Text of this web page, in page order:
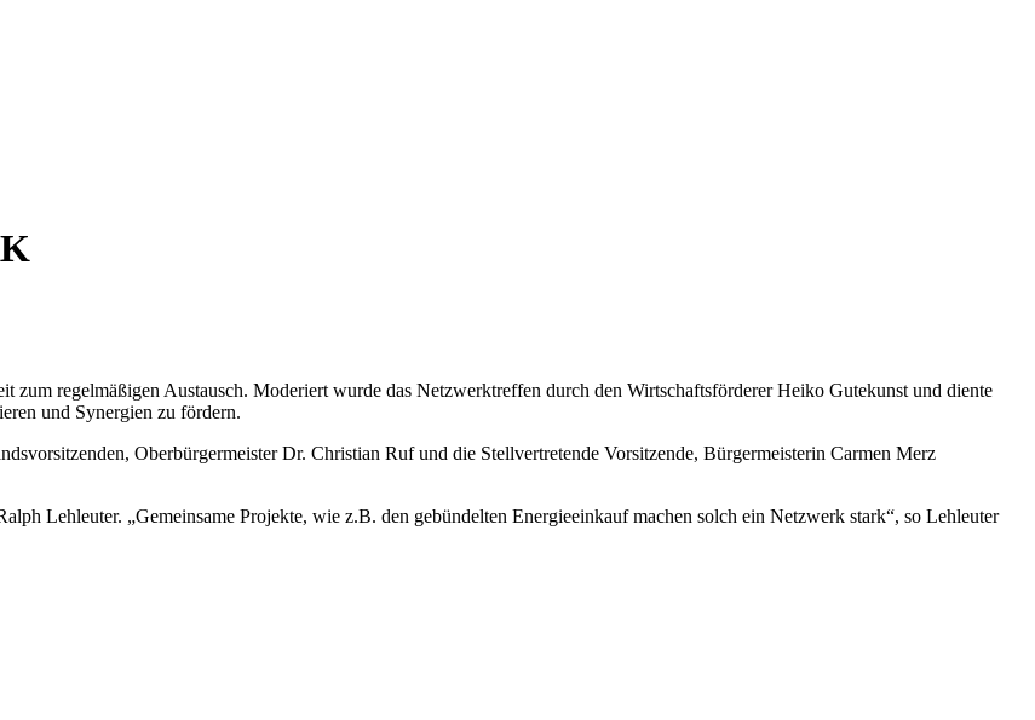
regelmäßigen Austausch. Moderiert wurde das Netzwerktreffen durch den Wirtschaftsförderer Heiko Gutekunst und diente
und Synergien zu fördern.
Oberbürgermeister Dr. Christian Ruf und die Stellvertretende Vorsitzende, Bürgermeisterin Carmen Merz
Lehleuter. „Gemeinsame Projekte, wie z.B. den gebündelten Energieeinkauf machen solch ein Netzwerk stark“, so Lehleuter